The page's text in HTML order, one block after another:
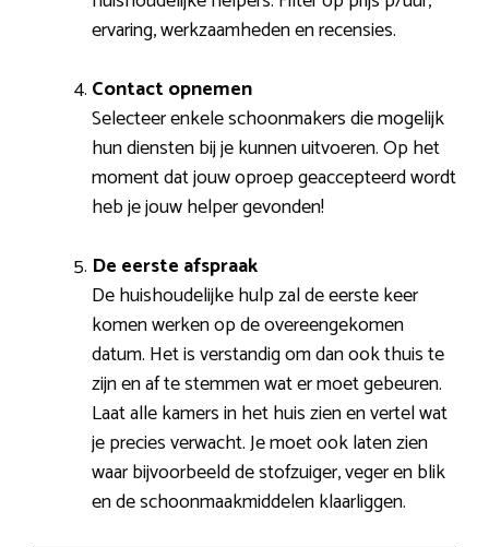
ervaring, werkzaamheden en recensies.
Contact opnemen
Selecteer enkele schoonmakers die mogelijk
hun diensten bij je kunnen uitvoeren. Op het
moment dat jouw oproep geaccepteerd wordt
heb je jouw helper gevonden!
De eerste afspraak
De huishoudelijke hulp zal de eerste keer
komen werken op de overeengekomen
datum. Het is verstandig om dan ook thuis te
zijn en af te stemmen wat er moet gebeuren.
Laat alle kamers in het huis zien en vertel wat
je precies verwacht. Je moet ook laten zien
waar bijvoorbeeld de stofzuiger, veger en blik
en de schoonmaakmiddelen klaarliggen.